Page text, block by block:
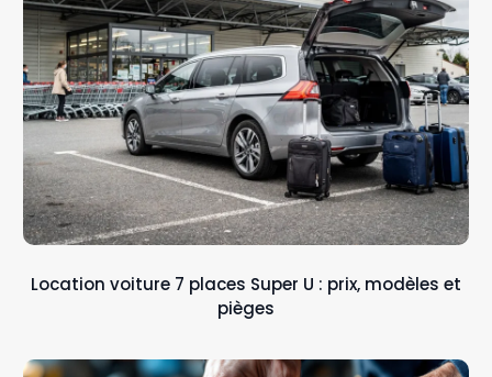
Location voiture 7 places Super U : prix, modèles et
pièges